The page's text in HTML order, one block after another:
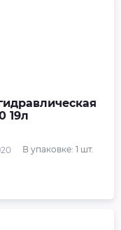
19л
В упаковке: 1 шт.